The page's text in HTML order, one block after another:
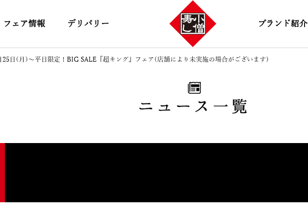
フェア情報 デリバリー ブランド紹介
25日(月)～平日限定！BIG SALE『超キング』フェア(店舗により未実施の場合がございます)